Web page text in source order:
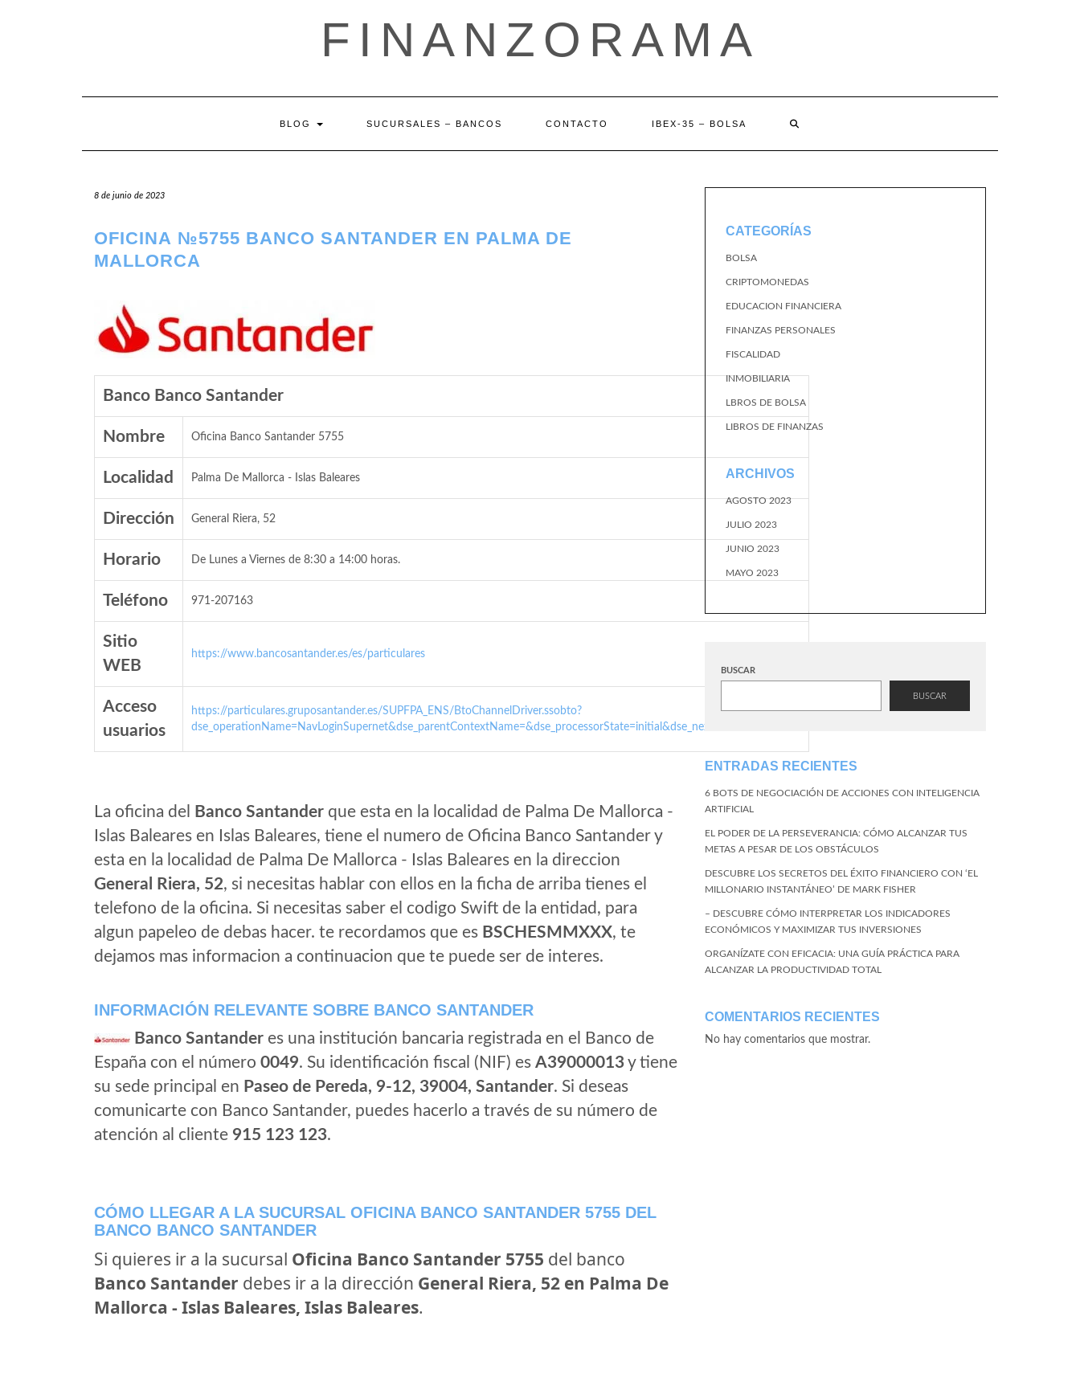
FINANZORAMA
BLOG SUCURSALES – BANCOS CONTACTO IBEX-35 – BOLSA
8 de junio de 2023
OFICINA №5755 BANCO SANTANDER EN PALMA DE
MALLORCA
Banco Banco Santander
Nombre Oficina Banco Santander 5755
Localidad Palma De Mallorca - Islas Baleares
Dirección General Riera, 52
Horario De Lunes a Viernes de 8:30 a 14:00 horas.
Teléfono 971-207163
Sitio
WEB
https://www.bancosantander.es/es/particulares
Acceso
usuarios
https://particulares.gruposantander.es/SUPFPA_ENS/BtoChannelDriver.ssobto?
dse_operationName=NavLoginSupernet&dse_parentContextName=&dse_processorState=initial&dse_nextEventName=start
La oficina del Banco Santander que esta en la localidad de Palma De Mallorca -
Islas Baleares en Islas Baleares, tiene el numero de Oficina Banco Santander y
esta en la localidad de Palma De Mallorca - Islas Baleares en la direccion
General Riera, 52, si necesitas hablar con ellos en la ficha de arriba tienes el
telefono de la oficina. Si necesitas saber el codigo Swift de la entidad, para
algun papeleo de debas hacer. te recordamos que es BSCHESMMXXX, te
dejamos mas informacion a continuacion que te puede ser de interes.
INFORMACIÓN RELEVANTE SOBRE BANCO SANTANDER
Banco Santander es una institución bancaria registrada en el Banco de
España con el número 0049. Su identificación fiscal (NIF) es A39000013y tiene
su sede principal en Paseo de Pereda, 9-12, 39004, Santander. Si deseas
comunicarte con Banco Santander, puedes hacerlo a través de su número de
atención al cliente 915 123 123.
CÓMO LLEGAR A LA SUCURSAL OFICINA BANCO SANTANDER 5755 DEL
BANCO BANCO SANTANDER
Si quieres ir a la sucursal Oficina Banco Santander 5755 del banco
Banco Santander debes ir a la dirección General Riera, 52 en Palma De
Mallorca - Islas Baleares, Islas Baleares.
CATEGORÍAS
BOLSA
CRIPTOMONEDAS
EDUCACION FINANCIERA
FINANZAS PERSONALES
FISCALIDAD
INMOBILIARIA
LBROS DE BOLSA
LIBROS DE FINANZAS
ARCHIVOS
AGOSTO 2023
JULIO 2023
JUNIO 2023
MAYO 2023
BUSCAR
BUSCAR
ENTRADAS RECIENTES
6 BOTS DE NEGOCIACIÓN DE ACCIONES CON INTELIGENCIA
ARTIFICIAL
EL PODER DE LA PERSEVERANCIA: CÓMO ALCANZAR TUS
METAS A PESAR DE LOS OBSTÁCULOS
DESCUBRE LOS SECRETOS DEL ÉXITO FINANCIERO CON ‘EL
MILLONARIO INSTANTÁNEO’ DE MARK FISHER
– DESCUBRE CÓMO INTERPRETAR LOS INDICADORES
ECONÓMICOS Y MAXIMIZAR TUS INVERSIONES
ORGANÍZATE CON EFICACIA: UNA GUÍA PRÁCTICA PARA
ALCANZAR LA PRODUCTIVIDAD TOTAL
COMENTARIOS RECIENTES
No hay comentarios que mostrar.